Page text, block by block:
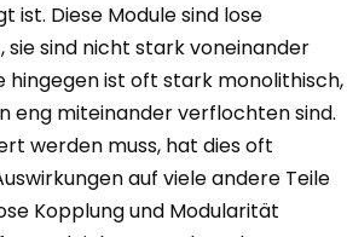
ist. Diese Module sind lose
sind nicht stark voneinander
hingegen ist oft stark monolithisch,
eng miteinander verflochten sind.
werden muss, hat dies oft
auf viele andere Teile
Kopplung und Modularität